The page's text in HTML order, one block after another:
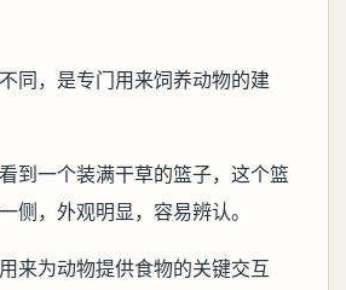
同，是专门用来饲养动物的建
到一个装满干草的篮子，这个篮
侧，外观明显，容易辨认。
来为动物提供食物的关键交互